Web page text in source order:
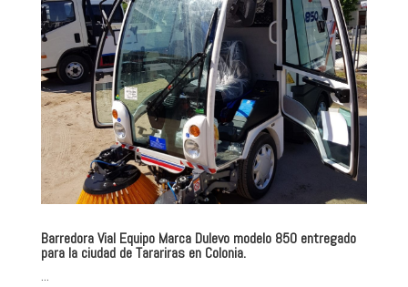
Barredora Vial Equipo Marca Dulevo modelo 850 entregado
para la ciudad de Tarariras en Colonia.
...